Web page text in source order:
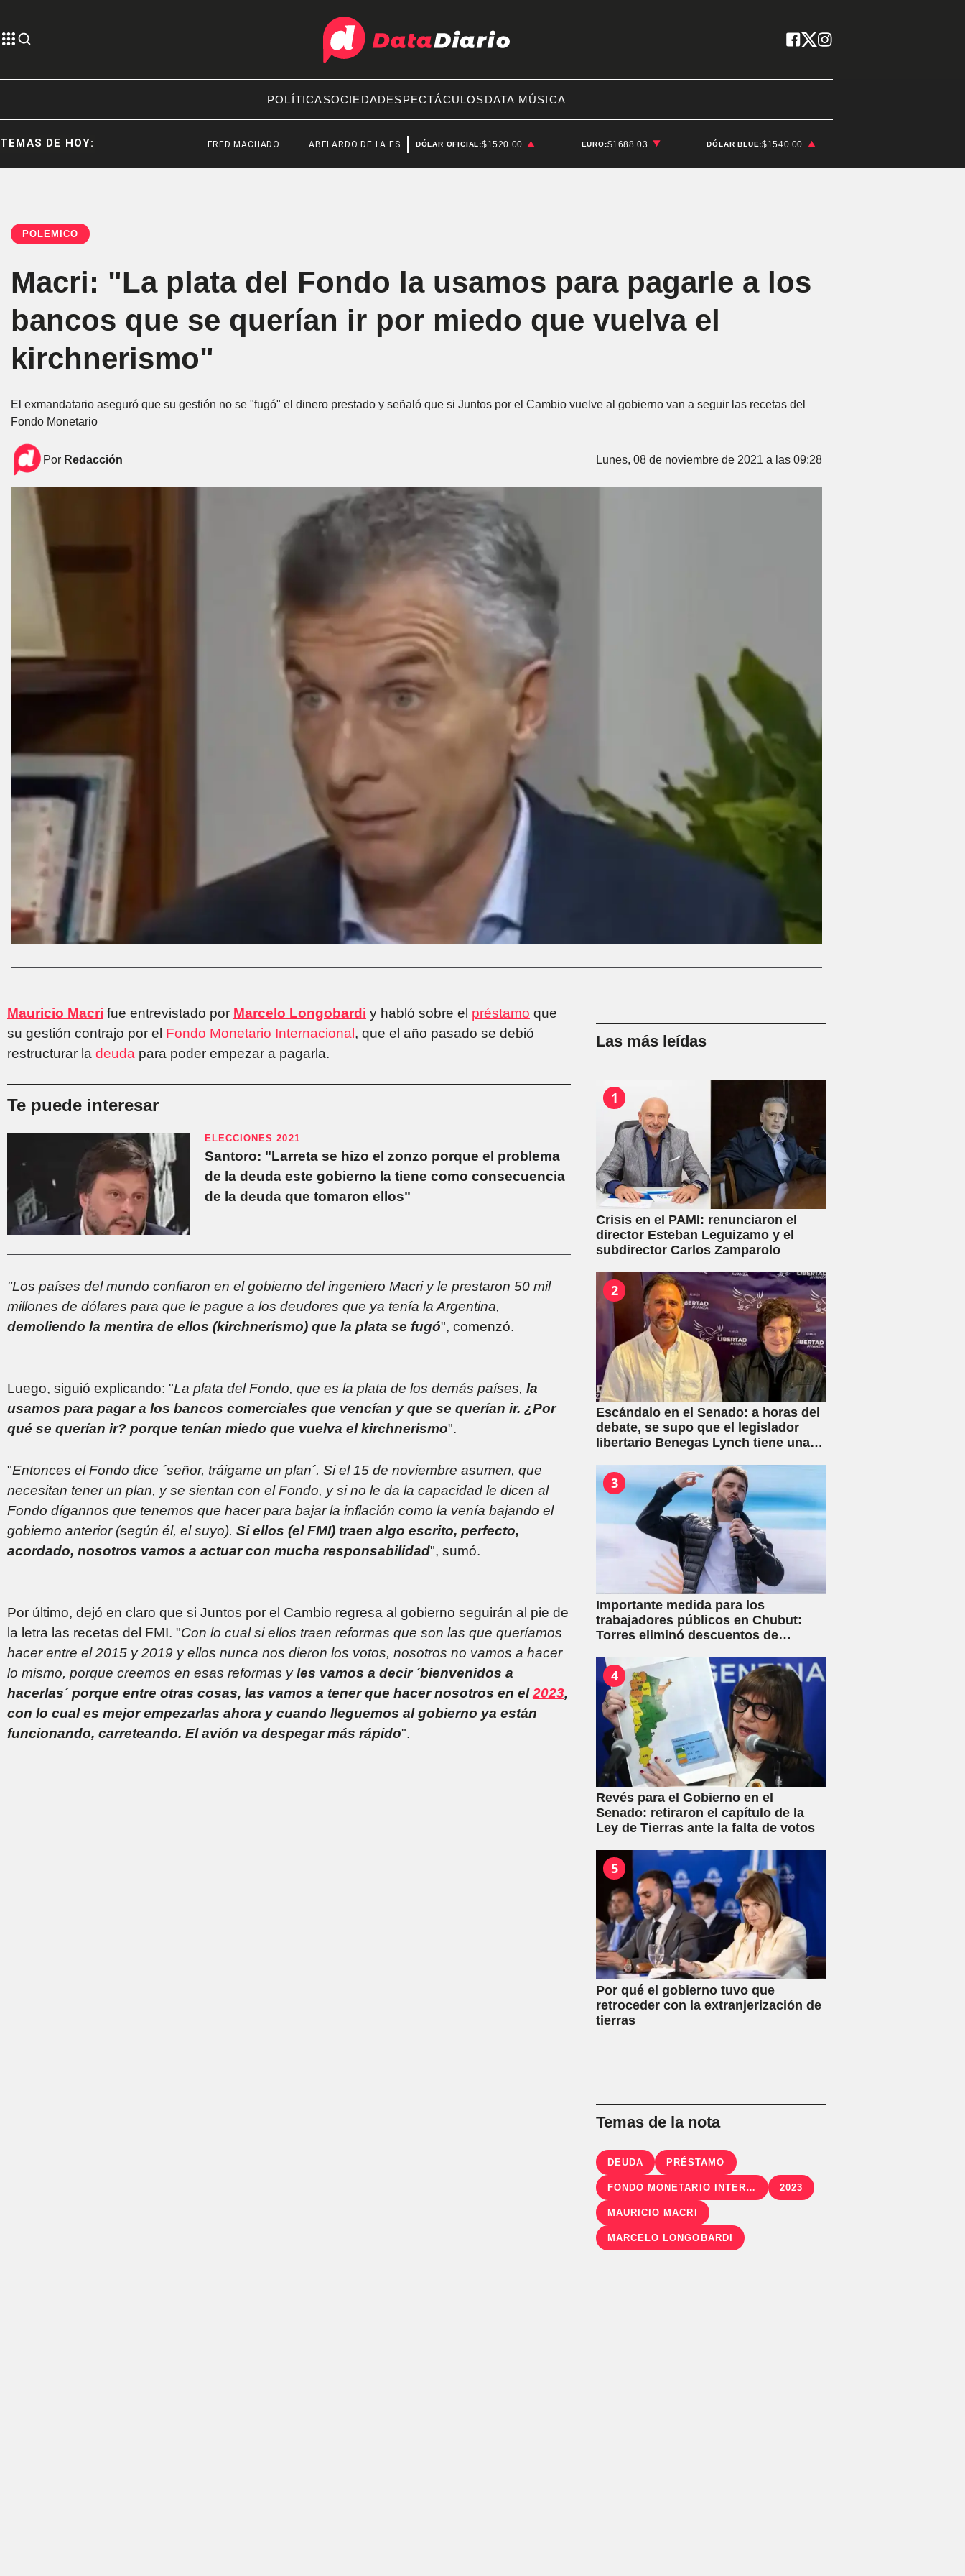
POLÍTICASOCIEDADESPECTÁCULOSDATA MÚSICA
TEMAS DE HOY: FRED MACHADO ABELARDO DE LA ESPRIELLA SENADO
DÓLAR OFICIAL:$1520.00 EURO:$1688.03 DÓLAR BLUE:$1540.00
POLÉMICO
Macri: "La plata del Fondo la usamos para pagarle a los
bancos que se querían ir por miedo que vuelva el
kirchnerismo"
El exmandatario aseguró que su gestión no se "fugó" el dinero prestado y señaló que si Juntos por el Cambio vuelve al gobierno van a seguir las recetas del
Fondo Monetario
Por Redacción Lunes, 08 de noviembre de 2021 a las 09:28
Mauricio Macri fue entrevistado por Marcelo Longobardi y habló sobre el préstamo que
su gestión contrajo por el Fondo Monetario Internacional , que el año pasado se debió
restructurar la deuda para poder empezar a pagarla.
Te puede interesar
ELECCIONES 2021
Santoro: "Larreta se hizo el zonzo porque el problema
de la deuda este gobierno la tiene como consecuencia
de la deuda que tomaron ellos"
"Los países del mundo confiaron en el gobierno del ingeniero Macri y le prestaron 50 mil
millones de dólares para que le pague a los deudores que ya tenía la Argentina,
demoliendo la mentira de ellos (kirchnerismo) que la plata se fugó", comenzó.
Luego, siguió explicando: "La plata del Fondo, que es la plata de los demás países, la
usamos para pagar a los bancos comerciales que vencían y que se querían ir. ¿Por
qué se querían ir? porque tenían miedo que vuelva el kirchnerismo".
"Entonces el Fondo dice ´señor, tráigame un plan´. Si el 15 de noviembre asumen, que
necesitan tener un plan, y se sientan con el Fondo, y si no le da la capacidad le dicen al
Fondo dígannos que tenemos que hacer para bajar la inflación como la venía bajando el
gobierno anterior (según él, el suyo). Si ellos (el FMI) traen algo escrito, perfecto,
acordado, nosotros vamos a actuar con mucha responsabilidad", sumó.
Por último, dejó en claro que si Juntos por el Cambio regresa al gobierno seguirán al pie de
la letra las recetas del FMI. "Con lo cual si ellos traen reformas que son las que queríamos
hacer entre el 2015 y 2019 y ellos nunca nos dieron los votos, nosotros no vamos a hacer
lo mismo, porque creemos en esas reformas yles vamos a decir ´bienvenidos a
hacerlas´ porque entre otras cosas, las vamos a tener que hacer nosotros en el2023,
con lo cual es mejor empezarlas ahora y cuando lleguemos al gobierno ya están
funcionando, carreteando. El avión va despegar más rápido".
Las más leídas
1
Crisis en el PAMI: renunciaron el
director Esteban Leguizamo y el
subdirector Carlos Zamparolo
2
Escándalo en el Senado: a horas del
debate, se supo que el legislador
libertario Benegas Lynch tiene una
venta de tierras a extranjeros
3
Importante medida para los
trabajadores públicos en Chubut:
Torres eliminó descuentos de
4
Revés para el Gobierno en el
Senado: retiraron el capítulo de la
Ley de Tierras ante la falta de votos
5
Por qué el gobierno tuvo que
retroceder con la extranjerización de
tierras
Temas de la nota
DEUDA PRÉSTAMO
FONDO MONETARIO INTERNACIONAL 2023
MAURICIO MACRI
MARCELO LONGOBARDI